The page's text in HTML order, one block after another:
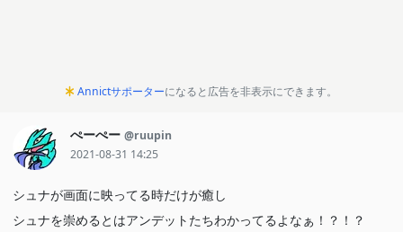
Annictサポーターになると広告を非表示にできます。
ぺーぺー @ruupin
2021-08-31 14:25
シュナが画面に映ってる時だけが癒し
シュナを崇めるとはアンデットたちわかってるよなぁ！？！？